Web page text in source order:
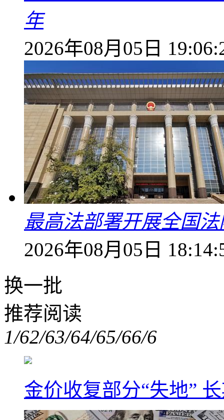
年
2026年08月05日
最高法部署开展全国
2026年08月05日
换一批
推荐阅读
1/62/63/64/65/66/6
金价收复部分“失地”